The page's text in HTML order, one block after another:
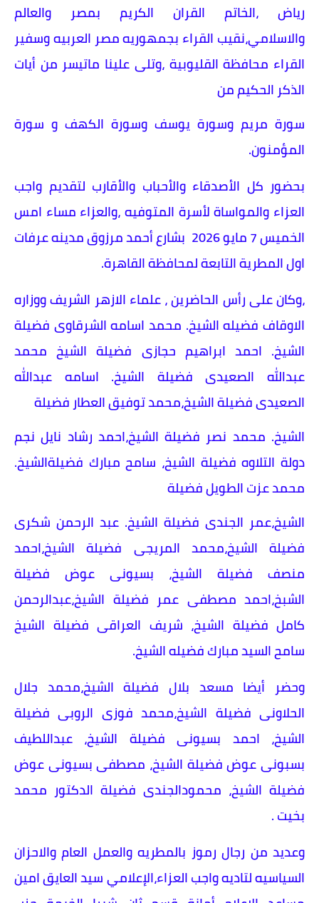
رياض ،الخاتم القران الكريم بمصر والعالم
والاسلامي،نقيب القراء بجمهوريه مصر العربيه وسفير
القراء محافظة القليوبية ،وتلى علينا ماتيسر من أيات
الذكر الحكيم من
سورة مريم وسورة يوسف وسورة الكهف و سورة
المؤمنون.
بحضور كل الأصدقاء والأحباب والأقارب لتقديم واجب
العزاء والمواساة لأسرة المتوفيه ،والعزاء مساء امس
الخميس 7 مايو 2026 بشارع أحمد مرزوق مدينه عرفات
اول المطرية التابعة لمحافظة القاهرة.
،وكان على رأس الحاضرين ، علماء الازهر الشريف ووزاره
الاوقاف فضيله الشيخ. محمد اسامه الشرقاوى فضيلة
الشيخ. احمد ابراهيم حجازى فضيلة الشيخ محمد
عبدالله الصعيدى فضيلة الشيخ. اسامه عبدالله
الصعيدى فضيلة الشيخ،محمد توفيق العطار فضيلة
الشيخ. محمد نصر فضيلة الشيخ،احمد رشاد نايل نجم
دولة التلاوه فضيلة الشيخ، سامح مبارك فضيلةالشيخ.
محمد عزت الطويل فضيلة
الشيخ،عمر الجندى فضيلة الشيخ. عبد الرحمن شكرى
فضيلة الشيخ،محمد المريجى فضيلة الشيخ،احمد
منصف فضيلة الشيخ، بسيونى عوض فضيلة
الشبخ،احمد مصطفى عمر فضيلة الشيخ،عبدالرحمن
كامل فضيلة الشيخ، شريف العراقى فضيلة الشيخ
سامح السيد مبارك فضيله الشيخ.
وحضر أيضا مسعد بلال فضيلة الشيخ،محمد جلال
الحلاونى فضيلة الشيخ،محمد فوزى الروبى فضيلة
الشيخ، احمد بسيونى فضيلة الشيخ، عبداللطيف
بسبونى عوض فضيلة الشيخ، مصطفى بسيونى عوض
فضيلة الشيخ، محمودالجندى فضيلة الدكتور محمد
بخيت .
وعديد من رجال رموز بالمطريه والعمل العام والاحزان
السياسيه لتاديه واجب العزاء،الإعلامي سيد العايق امين